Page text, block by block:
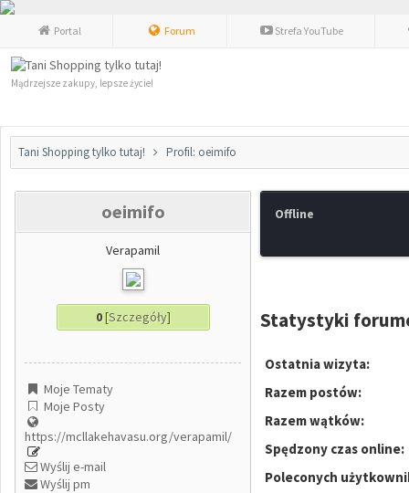
Portal Forum Strefa YouTube
Mądrzejsze zakupy, lepsze życie!
Tani Shopping tylko tutaj! Profil: oeimifo
oeimifo
Verapamil
0[Szczegóły]
Moje Tematy
Moje Posty
https://mcllakehavasu.org/verapamil/
Wyślij e-mail
Wyślij pm
Offline
Statystyki
Ostatnia wizyta:
Razem postów:
Razem wątków:
Spędzony czas online:
Poleconych